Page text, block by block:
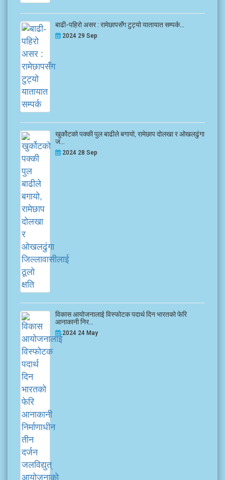
बाढी-पहिरो असर : रामेछापसँग टुट्यो यातायात सम्पर्क...
2024 29 Sep
खुर्कोटको पक्की पुल बाढीले बगायो, रामेछाप दोलखा र ओखलढुंगा
ज...
2024 28 Sep
विकास आयोजनालाई विस्फोटक पदार्थ दिन भारतको फेरि
आनाकानी निर...
2024 24 May